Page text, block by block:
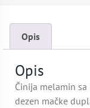
Opis
Opis
Činija melamin
dezen mačke